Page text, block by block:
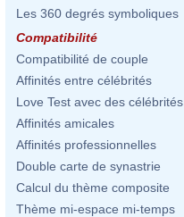
Les 360 degrés symboliques
Compatibilité
Compatibilité de couple
Affinités entre célébrités
Love Test avec des célébrités
Affinités amicales
Affinités professionnelles
Double carte de synastrie
Calcul du thème composite
Thème mi-espace mi-temps